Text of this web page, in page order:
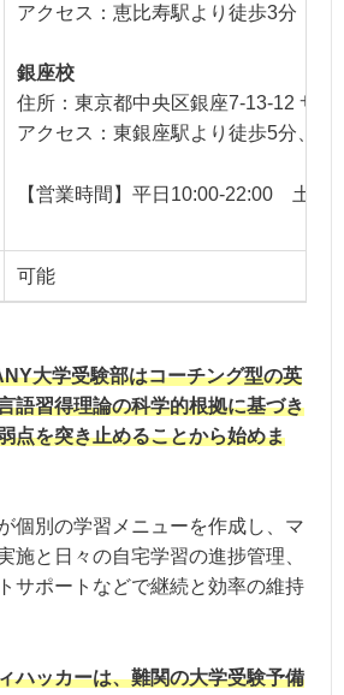
アクセス：恵比寿駅より徒歩3分
銀座校
住所：東京都中央区銀座7-13-12 サ
アクセス：東銀座駅より徒歩5分、
【営業時間】平日10:00-22:00 土日
可能
大学受験部はコーチング型の英
語習得理論の科学的根拠に基づき
点を突き止めることから始めま
個別の学習メニューを作成し、マ
施と日々の自宅学習の進捗管理、
サポートなどで継続と効率の維持
ハッカーは、難関の大学受験予備